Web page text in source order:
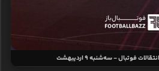
فوتبال - سه‌شنبه 9 اردیبهشت